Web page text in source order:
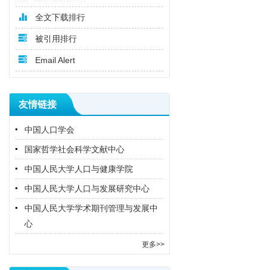
全文下载排行
被引用排行
Email Alert
友情链接
中国人口学会
国家哲学社会科学文献中心
中国人民大学人口与健康学院
中国人民大学人口与发展研究中心
中国人民大学学术期刊管理与发展中
心
更多>>